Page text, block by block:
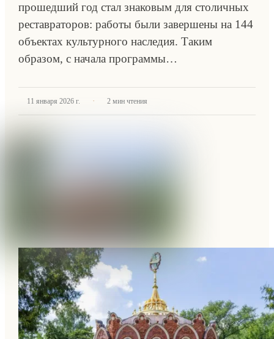
прошедший год стал знаковым для столичных
реставраторов: работы были завершены на 144
объектах культурного наследия. Таким
образом, с начала программы…
11 января 2026 г. · 2 мин чтения